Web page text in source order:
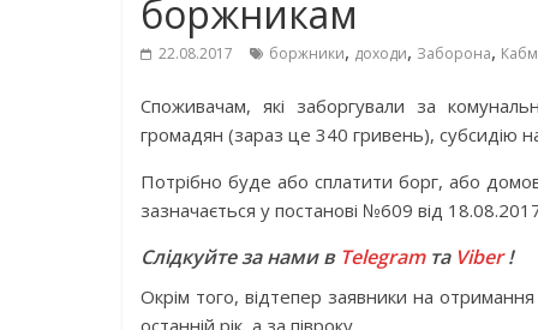
боржникам
22.08.2017 боржники, доходи, Заборона,
Споживачам, які заборгували за
громадян (зараз це 340 гривень), субсидію
Потрібно буде або сплатити борг, або
зазначається у постанові №609 від
Слідкуйте за нами в Telegramта Viber!
Окрім того, відтепер заявники на
останній рік, а за півроку.